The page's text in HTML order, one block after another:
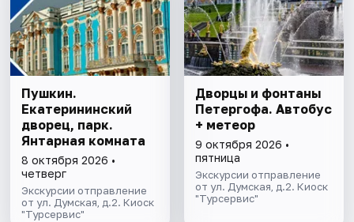
Пушкин.
Екатерининский
дворец, парк.
Янтарная комната
8 октября 2026 •
четверг
Экскурсии отправление
от ул. Думская, д.2. Киоск
"Турсервис"
Дворцы и фонтаны
Петергофа. Автобус
+ метеор
9 октября 2026 •
пятница
Экскурсии отправление
от ул. Думская, д.2. Киоск
"Турсервис"